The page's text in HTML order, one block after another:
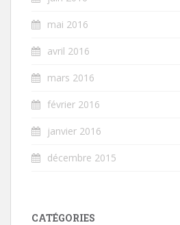
mai 2016
avril 2016
mars 2016
février 2016
janvier 2016
décembre 2015
CATÉGORIES